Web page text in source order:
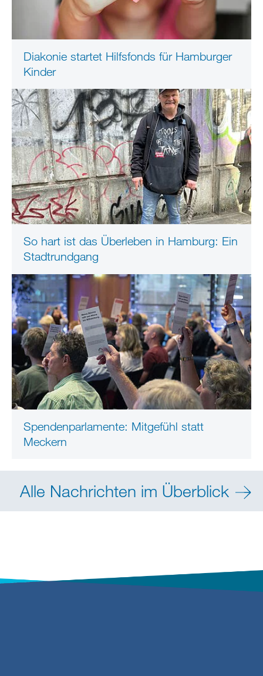
Diakonie startet Hilfsfonds für Hamburger
Kinder
So hart ist das Überleben in Hamburg: Ein
Stadtrundgang
Spendenparlamente: Mitgefühl statt
Meckern
Alle Nachrichten im Überblick